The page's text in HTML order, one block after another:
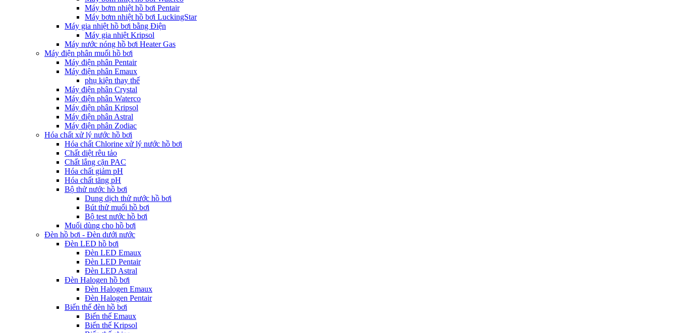
Máy bơm nhiệt hồ bơi Pentair
Máy bơm nhiệt hồ bơi LuckingStar
Máy gia nhiệt hồ bơi bằng Điện
Máy gia nhiệt Kripsol
Máy nước nóng hồ bơi Heater Gas
Máy điện phân muối hồ bơi
Máy điện phân Pentair
Máy điện phân Emaux
phụ kiện thay thế
Máy điện phân Crystal
Máy điện phân Waterco
Máy điện phân Kripsol
Máy điện phân Astral
Máy điện phân Zodiac
Hóa chất xử lý nước hồ bơi
Hóa chất Chlorine xử lý nước hồ bơi
Chất diệt rêu tảo
Chất lắng cặn PAC
Hóa chất giảm pH
Hóa chất tăng pH
Bộ thử nước hồ bơi
Dung dịch thử nước hồ bơi
Bút thử muối hồ bơi
Bộ test nước hồ bơi
Muối dùng cho hồ bơi
Đèn hồ bơi - Đèn dưới nước
Đèn LED hồ bơi
Đèn LED Emaux
Đèn LED Pentair
Đèn LED Astral
Đèn Halogen hồ bơi
Đèn Halogen Emaux
Đèn Halogen Pentair
Biến thế đèn hồ bơi
Biến thế Emaux
Biến thế Kripsol